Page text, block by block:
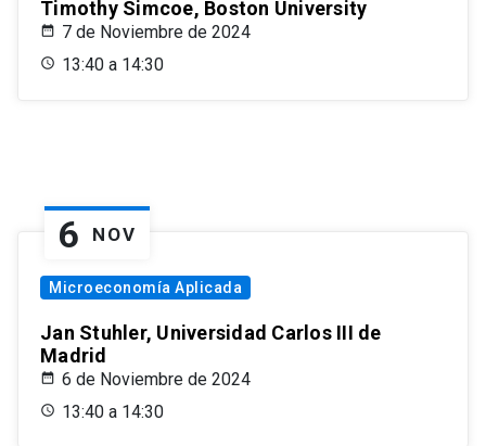
Timothy Simcoe, Boston University
7 de Noviembre de 2024
13:40 a 14:30
6 NOV
Microeconomía Aplicada
Jan Stuhler, Universidad Carlos III de
Madrid
6 de Noviembre de 2024
13:40 a 14:30